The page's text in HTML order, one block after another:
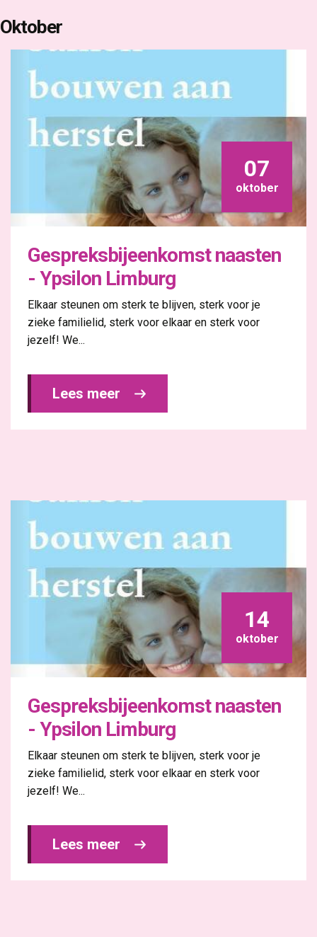
Oktober
07
oktober
Gespreksbijeenkomst naasten
- Ypsilon Limburg
Elkaar steunen om sterk te blijven, sterk voor je
zieke familielid, sterk voor elkaar en sterk voor
jezelf! We...
Lees meer
14
oktober
Gespreksbijeenkomst naasten
- Ypsilon Limburg
Elkaar steunen om sterk te blijven, sterk voor je
zieke familielid, sterk voor elkaar en sterk voor
jezelf! We...
Lees meer